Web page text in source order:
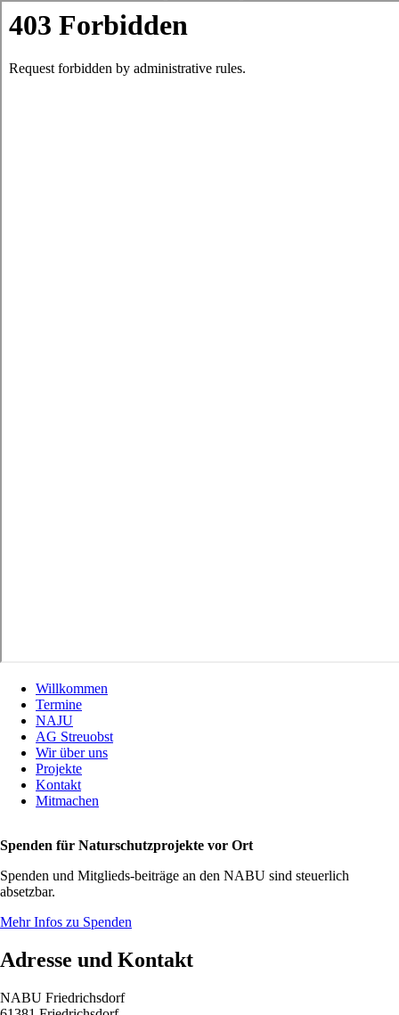
Willkommen
Termine
NAJU
AG Streuobst
Wir über uns
Projekte
Kontakt
Mitmachen
Spenden für Naturschutzprojekte vor Ort
Spenden und Mitglieds-beiträge an den NABU sind steuerlich
absetzbar.
Mehr Infos zu Spenden
Adresse und Kontakt
NABU Friedrichsdorf